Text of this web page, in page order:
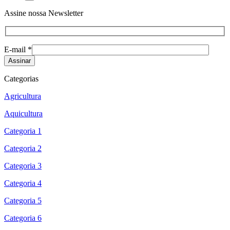
Assine nossa Newsletter
E-mail *
Categorias
Agricultura
Aquicultura
Categoria 1
Categoria 2
Categoria 3
Categoria 4
Categoria 5
Categoria 6